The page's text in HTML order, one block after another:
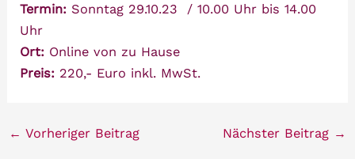
Termin: Sonntag 29.10.23 / 10.00 Uhr bis 14.00
Uhr
Ort: Online von zu Hause
Preis: 220,- Euro inkl. MwSt.
← Vorheriger Beitrag Nächster Beitrag →